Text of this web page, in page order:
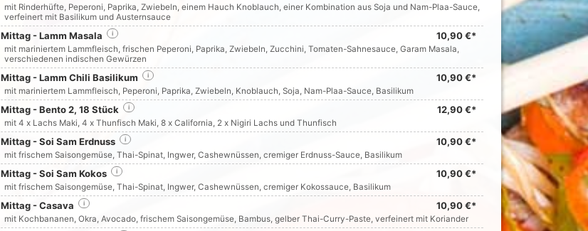
mit Rinderhüfte, Peperoni, Paprika, Zwiebeln, einem Hauch Knoblauch, einer Kombination aus Soja und Nam-Plaa-Sauce,
verfeinert mit Basilikum und Austernsauce
Mittag - Lamm Masala 10,90 €*
i
mit mariniertem Lammfleisch, frischen Peperoni, Paprika, Zwiebeln, Zucchini, Tomaten-Sahnesauce, Garam Masala,
verschiedenen indischen Gewürzen
Mittag - Lamm Chili Basilikum 10,90 €*
i
mit mariniertem Lammfleisch, Peperoni, Paprika, Zwiebeln, Knoblauch, Soja, Nam-Plaa-Sauce, Basilikum
Mittag - Bento 2, 18 Stück 12,90 €*
i
mit 4 x Lachs Maki, 4 x Thunfisch Maki, 8 x California, 2 x Nigiri Lachs und Thunfisch
Mittag - Soi Sam Erdnuss 10,90 €*
i
mit frischem Saisongemüse, Thai-Spinat, Ingwer, Cashewnüssen, cremiger Erdnuss-Sauce, Basilikum
Mittag - Soi Sam Kokos 10,90 €*
i
mit frischem Saisongemüse, Thai-Spinat, Ingwer, Cashewnüssen, cremiger Kokossauce, Basilikum
Mittag - Casava 10,90 €*
i
mit Kochbananen, Okra, Avocado, frischem Saisongemüse, Bambus, gelber Thai-Curry-Paste, verfeinert mit Koriander